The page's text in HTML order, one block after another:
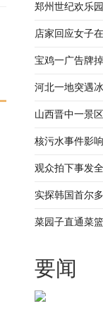
郑州世纪欢乐
园区内部
店家回应女子
控，已向食药
宝鸡一广告牌
被送医，老人
河北一地突遇
府：正在摸排
山西晋中一景
地文旅局：正
核污水事件影
观众拍下事发
时起火，车手
实探韩国首尔
多换为韩国产
菜园子直通菜
要闻